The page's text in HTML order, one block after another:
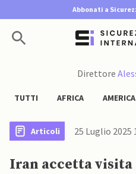
Abbonati a
Direttore
TUTTI AFRICA
Articoli 25 Luglio 2025
Iran accetta visita